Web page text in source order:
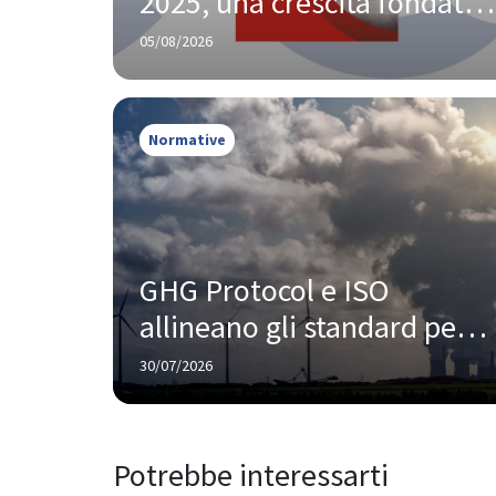
su innovazione e
responsabilità
05/08/2026
Normative
GHG Protocol e ISO
allineano gli standard per
rendicontare le emissioni
di carbonio, cosa cambia
30/07/2026
Potrebbe interessarti